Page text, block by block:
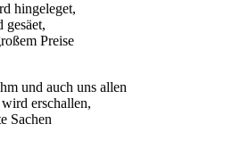
hingeleget,
Preise
und auch uns allen
erschallen,
Sachen